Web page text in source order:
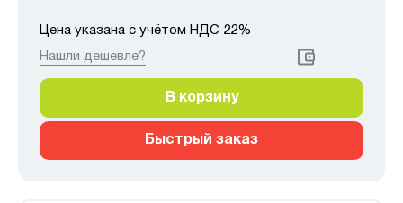
Цена указана с учётом НДС 22%
Нашли дешевле?
В корзину
Быстрый заказ